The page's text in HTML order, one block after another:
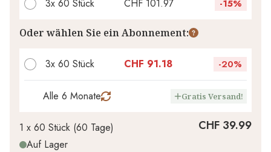
3x 60 Stück CHF 101.97 -15%
Ihr persönlicher Rabatt
1 CHF 0.00
Oder wählen Sie ein Abonnement:
3x 60 Stück CHF 91.18 -20%
Alle 6 Monate Gratis Versand!
1 x 60 Stück (60 Tage)
Auf Lager
CHF 39.99